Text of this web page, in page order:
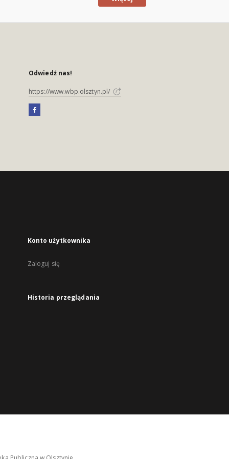
Odwiedź nas!
https://www.wbp.olsztyn.pl/
Konto użytkownika
Zaloguj się
Historia przeglądania